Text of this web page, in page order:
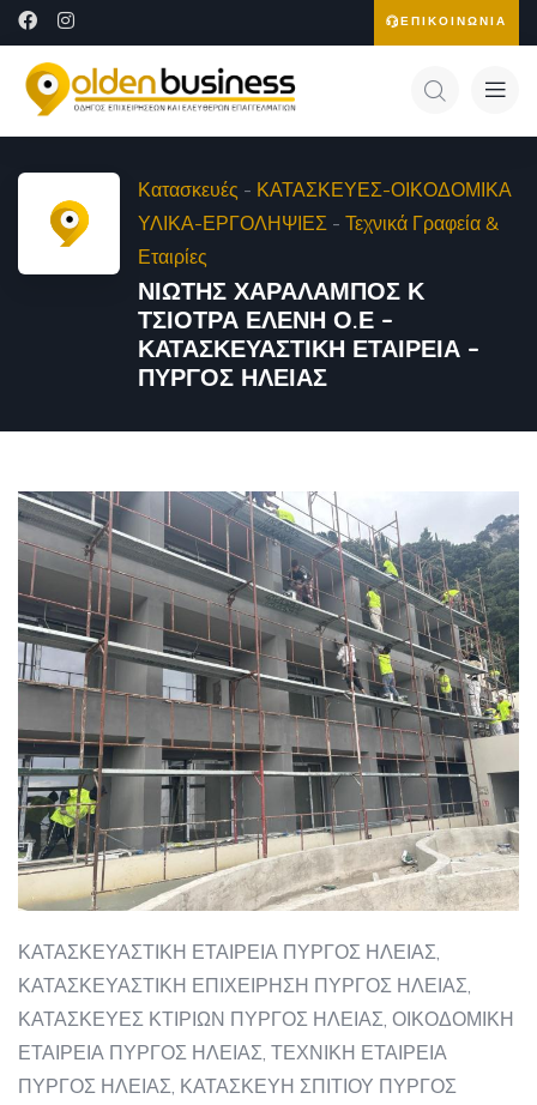
ΕΠΙΚΟΙΝΩΝΙΑ
Κατασκευές - ΚΑΤΑΣΚΕΥΕΣ-ΟΙΚΟΔΟΜΙΚΑ
ΥΛΙΚΑ-ΕΡΓΟΛΗΨΙΕΣ - Τεχνικά Γραφεία &
Εταιρίες
ΝΙΩΤΗΣ ΧΑΡΑΛΑΜΠΟΣ Κ
ΤΣΙΟΤΡΑ ΕΛΕΝΗ Ο.Ε –
ΚΑΤΑΣΚΕΥΑΣΤΙΚΗ ΕΤΑΙΡΕΙΑ –
ΠΥΡΓΟΣ ΗΛΕΙΑΣ
ΚΑΤΑΣΚΕΥΑΣΤΙΚΗ ΕΤΑΙΡΕΙΑ ΠΥΡΓΟΣ ΗΛΕΙΑΣ,
ΚΑΤΑΣΚΕΥΑΣΤΙΚΗ ΕΠΙΧΕΙΡΗΣΗ ΠΥΡΓΟΣ ΗΛΕΙΑΣ,
ΚΑΤΑΣΚΕΥΕΣ ΚΤΙΡΙΩΝ ΠΥΡΓΟΣ ΗΛΕΙΑΣ, ΟΙΚΟΔΟΜΙΚΗ
ΕΤΑΙΡΕΙΑ ΠΥΡΓΟΣ ΗΛΕΙΑΣ, ΤΕΧΝΙΚΗ ΕΤΑΙΡΕΙΑ
ΠΥΡΓΟΣ ΗΛΕΙΑΣ, ΚΑΤΑΣΚΕΥΗ ΣΠΙΤΙΟΥ ΠΥΡΓΟΣ